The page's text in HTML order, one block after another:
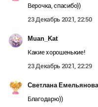
Верочка, спасибо))
23 Декабрь 2021, 22:50
Muan_Kat
Какие хорошенькие!
23 Декабрь 2021, 22:29
Светлана Емельянова
Благодарю))